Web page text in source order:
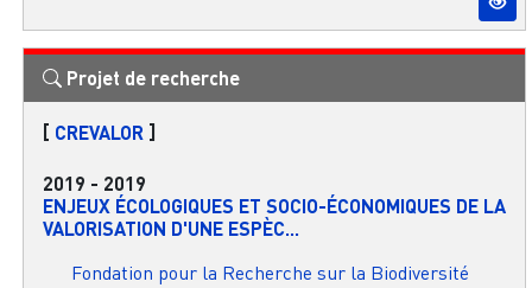
Projet de recherche
[ CREVALOR ]
2019 - 2019
ENJEUX ÉCOLOGIQUES ET SOCIO-ÉCONOMIQUES DE LA
VALORISATION D'UNE ESPÈC...
Fondation pour la Recherche sur la Biodiversité